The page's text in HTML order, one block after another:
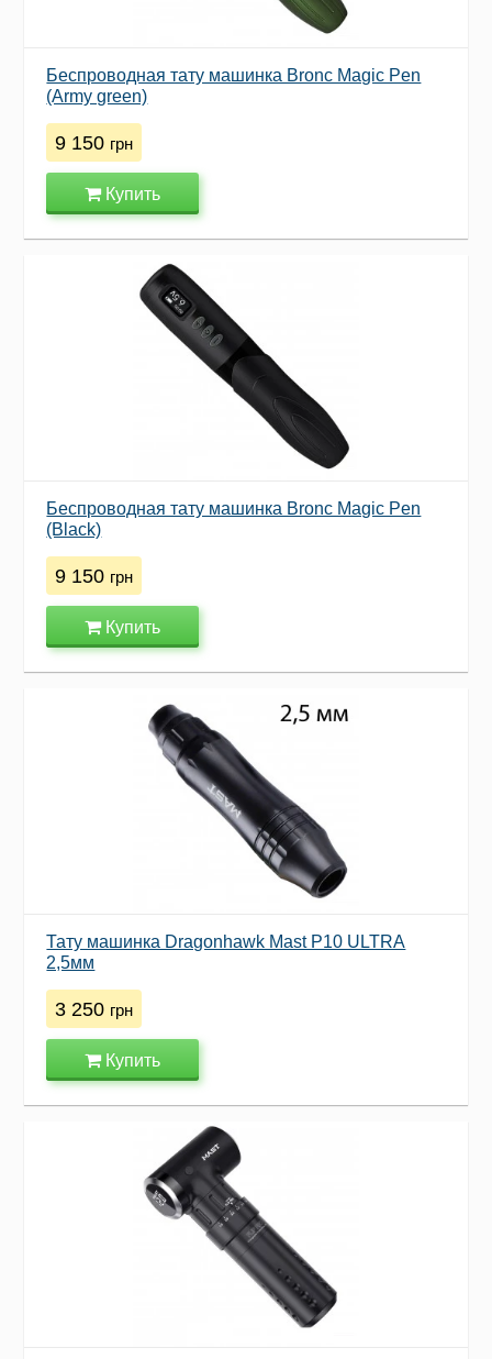
Беспроводная тату машинка Bronc Magic Pen
(Army green)
9 150 грн
Купить
Беспроводная тату машинка Bronc Magic Pen
(Black)
9 150 грн
Купить
Тату машинка Dragonhawk Mast P10 ULTRA
2,5мм
3 250 грн
Купить